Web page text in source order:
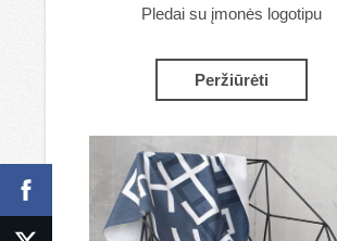
Pledai su įmonės logotipu
Peržiūrėti